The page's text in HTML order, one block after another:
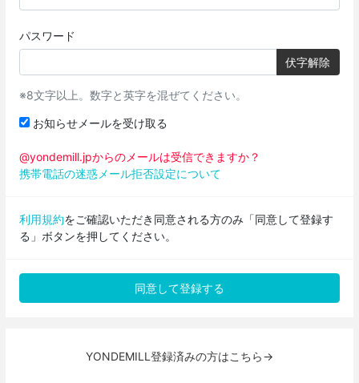
パスワード
伏字解除
※8文字以上。数字と英字を混ぜてください。
お知らせメールを受け取る
@yondemill.jpからのメールは受信できますか？
携帯電話の迷惑メール拒否設定について
利用規約をご確認いただき同意される方のみ「同意して登録す
る」ボタンを押してください。
YONDEMILL登録済みの方はこちら→